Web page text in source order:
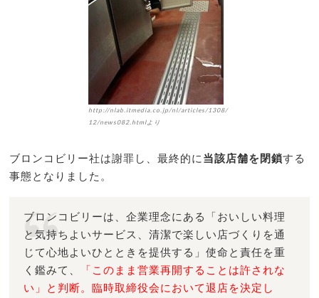
http://nlab.itmedia.co.jp/nl/articles/1308/
12/news082.htmlより
ブロンコビリー社は謝罪し、最終的に 当該店舗を閉鎖する
事態となりました。
ブロンコビリーは、企業理念にある「おいしい料理
と気持ちよいサービス、清潔で楽しい店づくりを通
じて心地よいひとときを提供する」使命と責任を重
く鑑みて、
「このまま営業再開することは許されな
い」と判断。臨時取締役会において退店を決定し